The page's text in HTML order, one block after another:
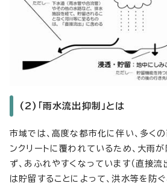
(2)「雨水流出抑制」とは
市域では、高度な都市化に伴い、多く
ンクリートに覆われているため、大雨
ず、あふれやすくなっています（直接流
は貯留することによって、洪水等を防ぐ